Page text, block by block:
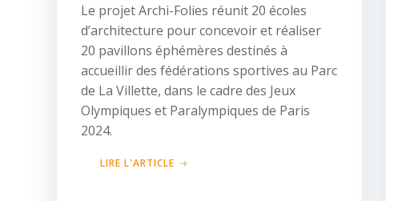
Le projet Archi-Folies réunit 20 écoles
d’architecture pour concevoir et réaliser
20 pavillons éphémères destinés à
accueillir des fédérations sportives au Parc
de La Villette, dans le cadre des Jeux
Olympiques et Paralympiques de Paris
2024.
LIRE L'ARTICLE